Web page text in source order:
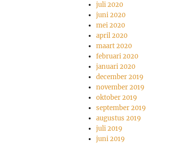
juli 2020
juni 2020
mei 2020
april 2020
maart 2020
februari 2020
januari 2020
december 2019
november 2019
oktober 2019
september 2019
augustus 2019
juli 2019
juni 2019